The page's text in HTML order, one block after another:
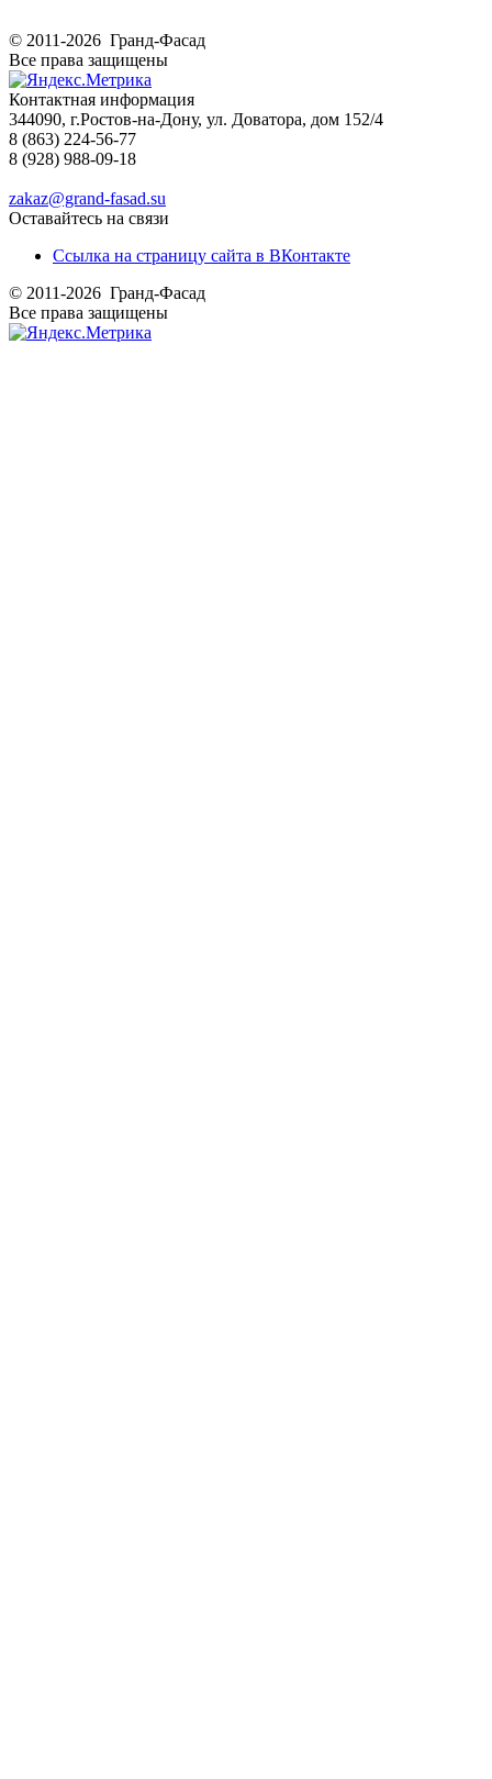
© 2011-2026 Гранд-Фасад
Все права защищены
Контактная информация
344090, г.Ростов-на-Дону, ул. Доватора, дом 152/4
8 (863) 224-56-77
8 (928) 988-09-18
zakaz@grand-fasad.su
Оставайтесь на связи
Ссылка на страницу сайта в ВКонтакте
© 2011-2026 Гранд-Фасад
Все права защищены